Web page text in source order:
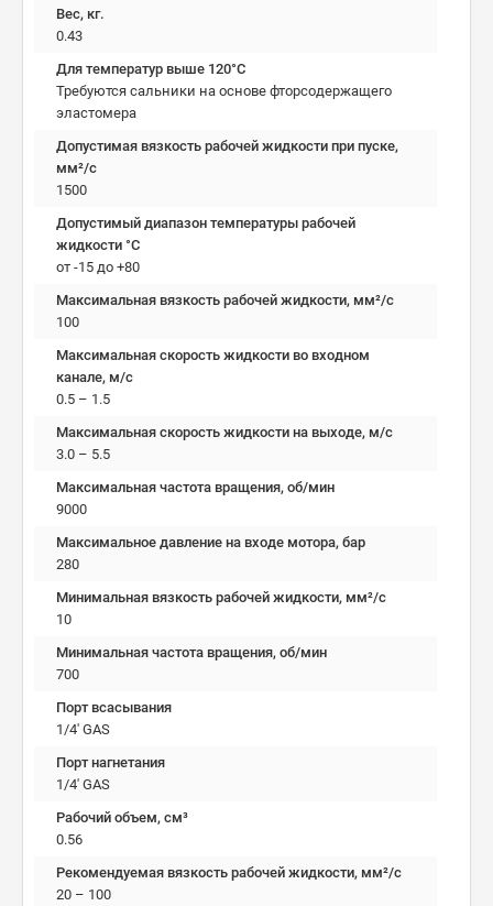
Вес, кг.
0.43
Для температур выше 120°C
Требуются сальники на основе фторсодержащего
эластомера
Допустимая вязкость рабочей жидкости при пуске,
мм²/c
1500
Допустимый диапазон температуры рабочей
жидкости °C
от -15 до +80
Максимальная вязкость рабочей жидкости, мм²/c
100
Максимальная скорость жидкости во входном
канале, м/с
0.5 – 1.5
Максимальная скорость жидкости на выходе, м/с
3.0 – 5.5
Максимальная частота вращения, об/мин
9000
Максимальное давление на входе мотора, бар
280
Минимальная вязкость рабочей жидкости, мм²/c
10
Минимальная частота вращения, об/мин
700
Порт всасывания
1/4' GAS
Порт нагнетания
1/4' GAS
Рабочий объем, см³
0.56
Рекомендуемая вязкость рабочей жидкости, мм²/с
20 – 100